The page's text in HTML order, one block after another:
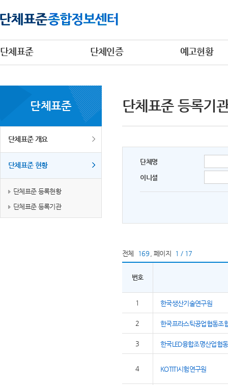
단체표준 단체인증 예고현황
단체표준
단체표준 개요
단체표준 현황
단체표준 등록현황
단체표준 등록기관
단체표준 등록기
단체명
이니셜
전체 169 페이지 1 / 17
번호
1 한국생산기술연구원
2 한국프라스틱공업협동조
3 한국LED융합조명산업협
4 KOTITI시험연구원